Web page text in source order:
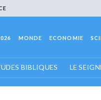
MONDE ECONOMIE
BIBLIQUES LE